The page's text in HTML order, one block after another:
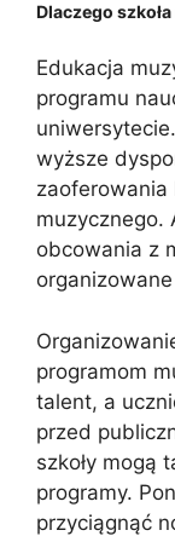
Dlaczego
Edukacja
programu
wyższe
zaoferowania
muzycznego.
obcowania z
programom
talent, a
przed
szkoły mogą
programy.
przyciągnąć